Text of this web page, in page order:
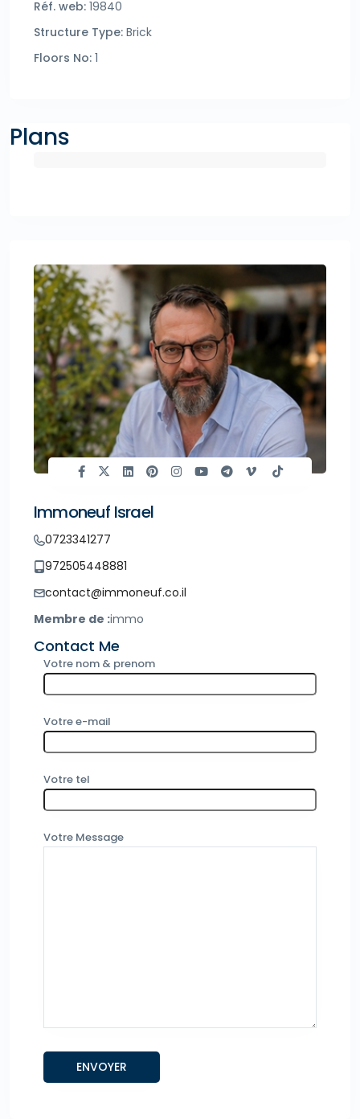
Réf. web: 19840
Structure Type: Brick
Floors No: 1
Plans
Immoneuf Israel
0723341277
972505448881
contact@immoneuf.co.il
Membre de :immo
Contact Me
Votre nom & prenom
Votre e-mail
Votre tel
Votre Message